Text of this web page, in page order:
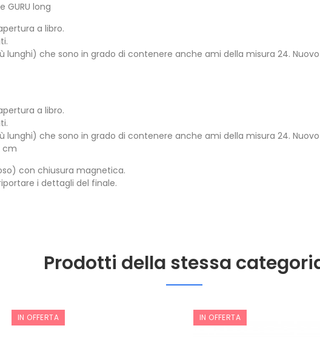
GURU long
a libro.
lunghi) che sono in grado di contenere anche ami della misura 24.
a libro.
lunghi) che sono in grado di contenere anche ami della misura 24.
cm
con chiusura magnetica.
i dettagli del finale.
Prodotti della stessa
IN OFFERTA IN OFFERTA